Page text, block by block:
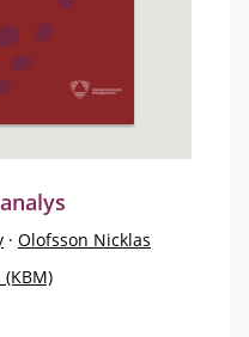
· Olofsson Nicklas